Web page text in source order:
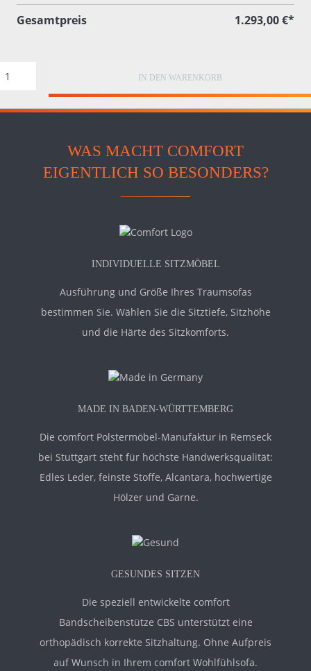
Gesamtpreis 1.293,00 €*
IN DEN WARENKORB
WAS MACHT COMFORT
EIGENTLICH SO BESONDERS?
INDIVIDUELLE SITZMÖBEL
Ausführung und Größe Ihres Traumsofas
bestimmen Sie. Wählen Sie die Sitztiefe, Sitzhöhe
und die Härte des Sitzkomforts.
MADE IN BADEN-WÜRTTEMBERG
Die comfort Polstermöbel-Manufaktur in Remseck
bei Stuttgart steht für höchste Handwerksqualität:
Edles Leder, feinste Stoffe, Alcantara, hochwertige
Hölzer und Garne.
GESUNDES SITZEN
Die speziell entwickelte comfort
Bandscheibenstütze CBS unterstützt eine
orthopädisch korrekte Sitzhaltung. Ohne Aufpreis
auf Wunsch in Ihrem comfort Wohlfühlsofa.